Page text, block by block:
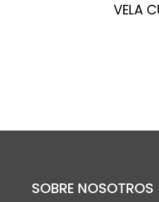
VELA
SOBRE NOSOTROS